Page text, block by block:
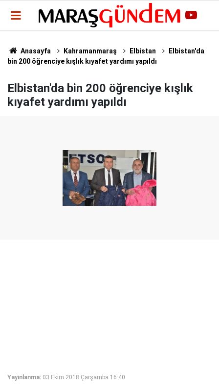
Anasayfa Kahramanmaraş Elbistan
Elbistan'da
bin 200 öğrenciye kışlık kıyafet yardımı yapıldı
Elbistan'da bin 200 öğrenciye kışlık
kıyafet yardımı yapıldı
Yayınlanma: 03 Ekim 2018 Çarşamba 16:40